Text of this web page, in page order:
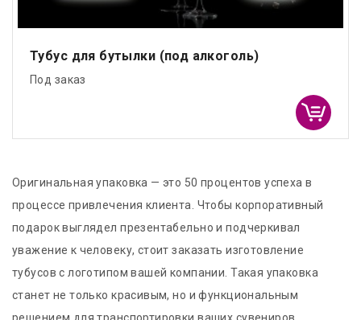
Тубус для бутылки (под алкоголь)
Под заказ
Оригинальная упаковка — это 50 процентов успеха в
процессе привлечения клиента. Чтобы корпоративный
подарок выглядел презентабельно и подчеркивал
уважение к человеку, стоит заказать изготовление
тубусов с логотипом вашей компании. Такая упаковка
станет не только красивым, но и функциональным